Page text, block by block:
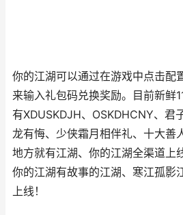
你的江湖可以通过在游戏中点击配
来输入礼包码兑换奖励。目前新鲜
有XDUSKDJH、OSKDHCNY、君
龙有悔、少侠霜月相伴礼、十大善
地方就有江湖、你的江湖全渠道上
你的江湖有故事的江湖、寒江孤影
上线！